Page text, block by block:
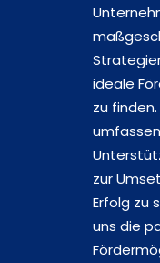
ideale
zu
zur
Erfolg zu
uns die